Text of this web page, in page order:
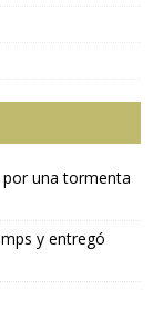
una tormenta
y entregó